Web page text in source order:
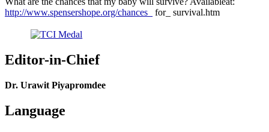
http://www.spensershope.org/chances_
for_ survival.htm
Editor-in-Chief
Dr. Urawit Piyapromdee
Language